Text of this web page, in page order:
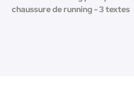
chaussure de running - 3 textes